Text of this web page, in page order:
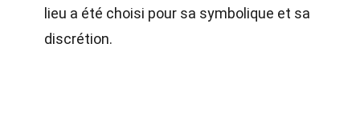
lieu a été choisi pour sa symbolique et sa
discrétion.